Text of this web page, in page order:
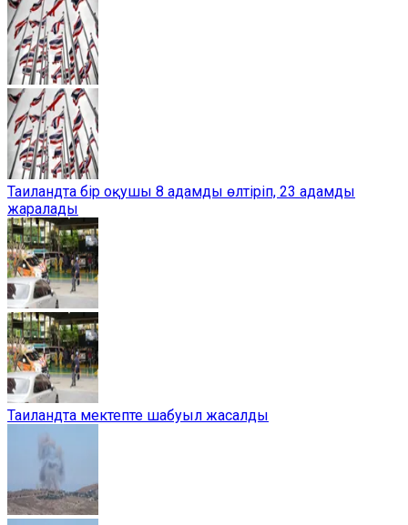
Таиландта бір оқушы 8 адамды өлтіріп, 23 адамды
жаралады
Таиландта мектепте шабуыл жасалды